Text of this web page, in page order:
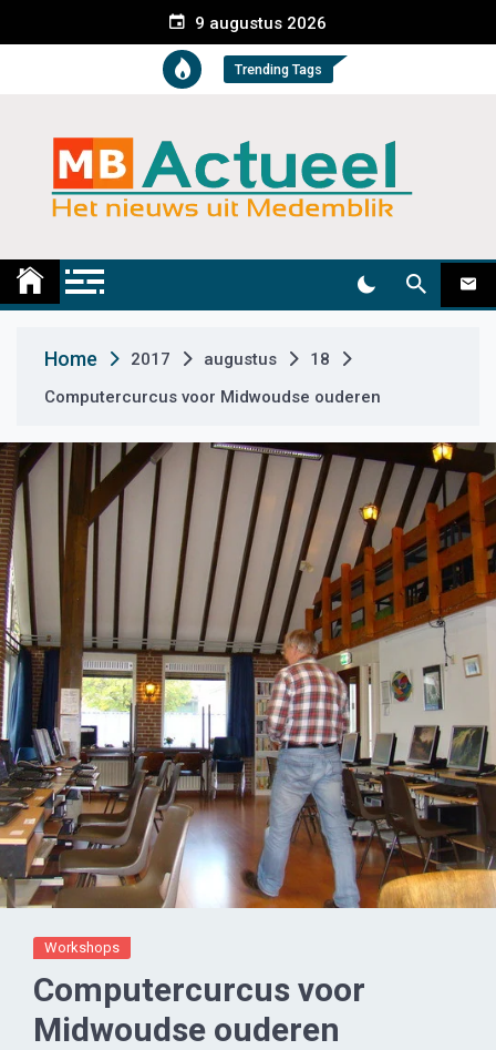
e
t
9 augustus 2026
Trending Tags
Medemblik Actueel
Home 2017 augustus
18
Computercurcus voor Midwoudse ouderen
Workshops
Computercurcus voor
Midwoudse ouderen